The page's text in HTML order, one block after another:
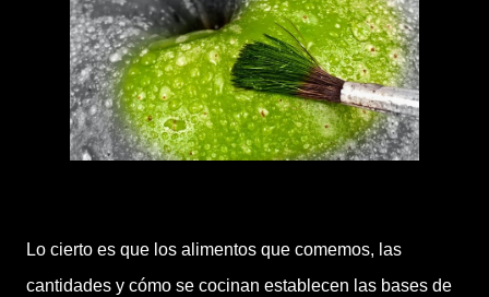
Lo cierto es que los alimentos que comemos, las
cantidades y cómo se cocinan establecen las bases de